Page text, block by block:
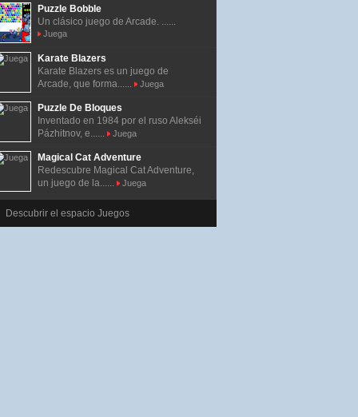
Puzzle Bobble
Un clásico juego de Arcade. ......
Juega
Karate Blazers
Karate Blazers es un juego de
Arcade, que forma......
Juega
Puzzle De Bloques
Inventado en 1984 por el ruso Alekséi
Pázhitnov, e......
Juega
Magical Cat Adventure
Redescubre Magical Cat Adventure,
un juego de la......
Juega
Descubrir el espacio Juegos